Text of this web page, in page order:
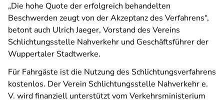
„Die hohe Quote der erfolgreich behandelten
Beschwerden zeugt von der Akzeptanz des Verfahrens“,
betont auch Ulrich Jaeger, Vorstand des Vereins
Schlichtungsstelle Nahverkehr und Geschäftsführer der
Wuppertaler Stadtwerke.
Für Fahrgäste ist die Nutzung des Schlichtungsverfahrens
kostenlos. Der Verein Schlichtungsstelle Nahverkehr e.
V. wird finanziell unterstützt vom Verkehrsministerium